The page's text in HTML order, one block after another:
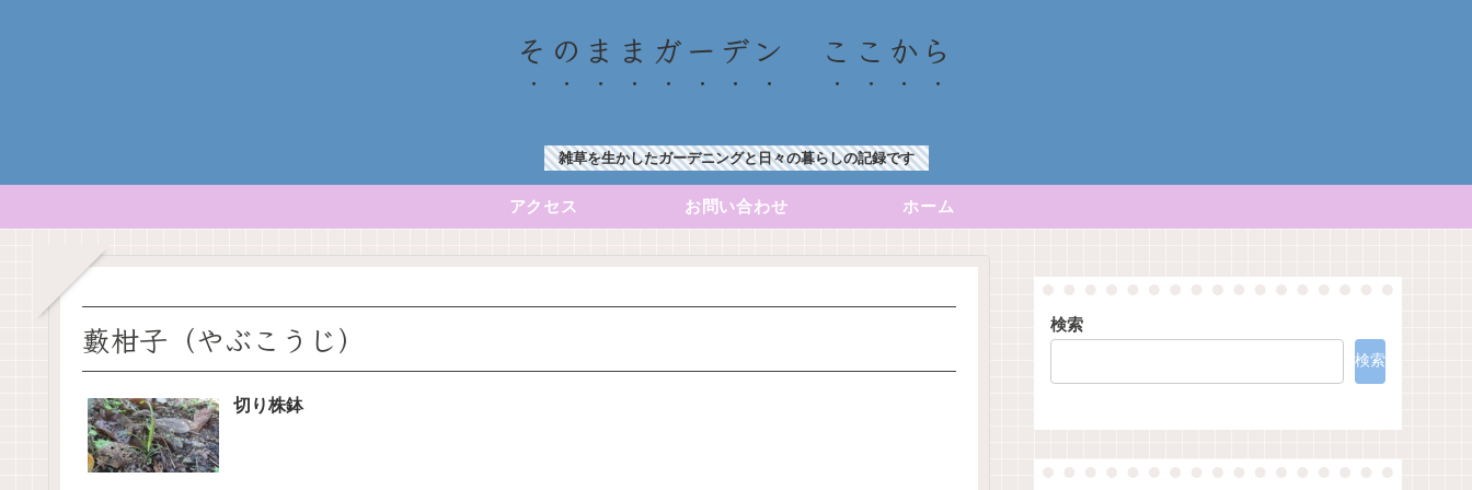
そのままガーデン ここから
雑草を生かしたガーデニングと日々の暮らしの記録です
アクセス お問い合わせ ホーム
藪柑子（やぶこうじ）
切り株鉢
検索
検索